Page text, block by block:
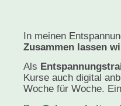
In meinen
Zusammen lassen
Als
Kurse auch digital
Woche für Woche.